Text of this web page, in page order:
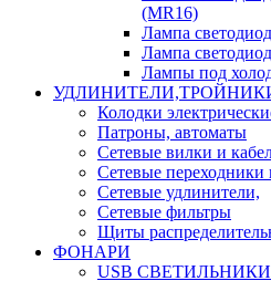
(MR16)
Лампа
Лампа
Лампы под
Колодки
Патроны, автоматы
Сетевые вилки и
Сетевые переходники
Сетевые удлинители,
Сетевые фильтры
Щиты
ФОНАРИ
USB СВЕТИЛЬНИКИ